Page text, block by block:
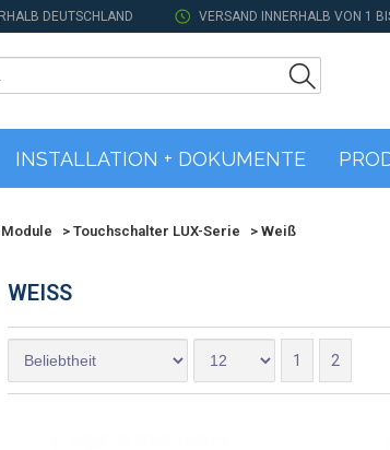
DEUTSCHLAND VERSAND INNERHALB VON 1
INSTALLATION + DOKUMENTE
> Touchschalter LUX-Serie > Weiß
WEISS
1 2